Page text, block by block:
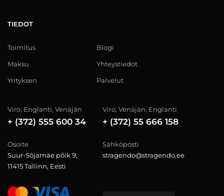
TIEDOT
Toimitus
Maksu
Yrityksen
Blogi
Yhteystiedot
Palvelut
Viro, Englanti, Venäjän
+ (372) 555 600 34
Viro, Venäjän, Englanti
+ (372) 55 666 158
Osoite
Suur-Sõjamäe põik 9,
11415 Tallinn, Eesti
Sähköposti
stragendo@stragendo.ee